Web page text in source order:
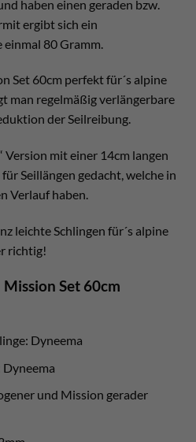
haben einen geraden bzw.
ergibt sich ein
80 Gramm.
Set 60cm perfekt für´s alpine
man regelmäßig verlängerbare
der Seilreibung.
Version mit einer 14cm langen
Seillängen gedacht, welche in
Verlauf haben.
leichte Schlingen für´s alpine
richtig!
Set 60cm
Dyneema
und Mission gerader